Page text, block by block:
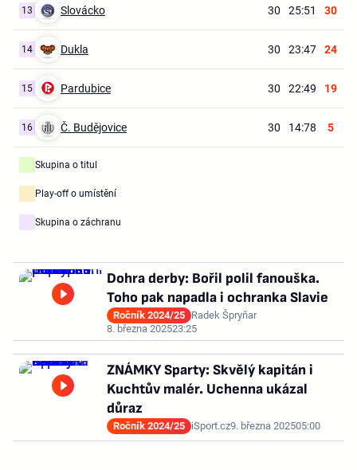
13 Slovácko 30 25:51 30
14 Dukla 30 23:47 24
15 Pardubice 30 22:49 19
16 Č. Budějovice 30 14:78 5
Skupina o titul
Play-off o umístění
Skupina o záchranu
Dohra derby: Bořil polil fanouška.
Toho pak napadla i ochranka Slavie
Ročník 2024/25 Radek Špryňar
8. března 202523:25
ZNÁMKY Sparty: Skvělý kapitán i
Kuchtův malér. Uchenna ukázal
důraz
Ročník 2024/25 iSport.cz9. března 202505:00